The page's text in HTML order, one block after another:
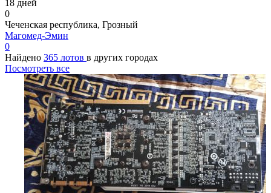
18 дней
0
Чеченская республика, Грозный
Магомед-Эмин
0
Найдено 365 лотов в других городах
Посмотреть все